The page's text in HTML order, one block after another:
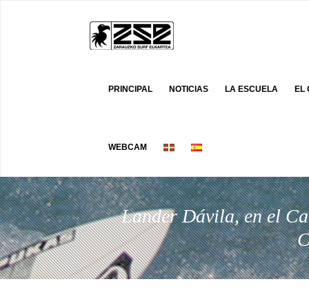
PRINCIPAL NOTICIAS LA ESCUELA EL
WEBCAM
Lander Dávila, en el